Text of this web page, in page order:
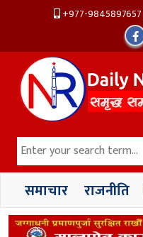
+977-9845897657
समाचार राजनीति